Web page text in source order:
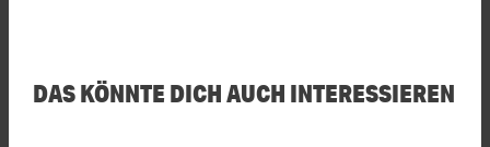
DAS KÖNNTE DICH AUCH INTERESSIEREN